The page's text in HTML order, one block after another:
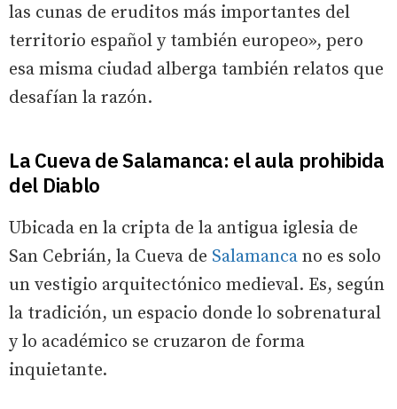
las cunas de eruditos más importantes del
territorio español y también europeo», pero
esa misma ciudad alberga también relatos que
desafían la razón.
La Cueva de Salamanca: el aula prohibida
del Diablo
Ubicada en la cripta de la antigua iglesia de
San Cebrián, la Cueva de Salamanca no es solo
un vestigio arquitectónico medieval. Es, según
la tradición, un espacio donde lo sobrenatural
y lo académico se cruzaron de forma
inquietante.